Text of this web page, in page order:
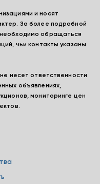
и носят
За более подробной
обращаться
чьи контакты указаны
несет ответственности
объявлениях,
мониторинге цен